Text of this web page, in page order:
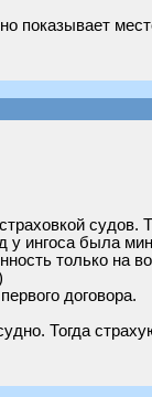
показывает
судов.
у ингоса была
только на
договора.
Тогда